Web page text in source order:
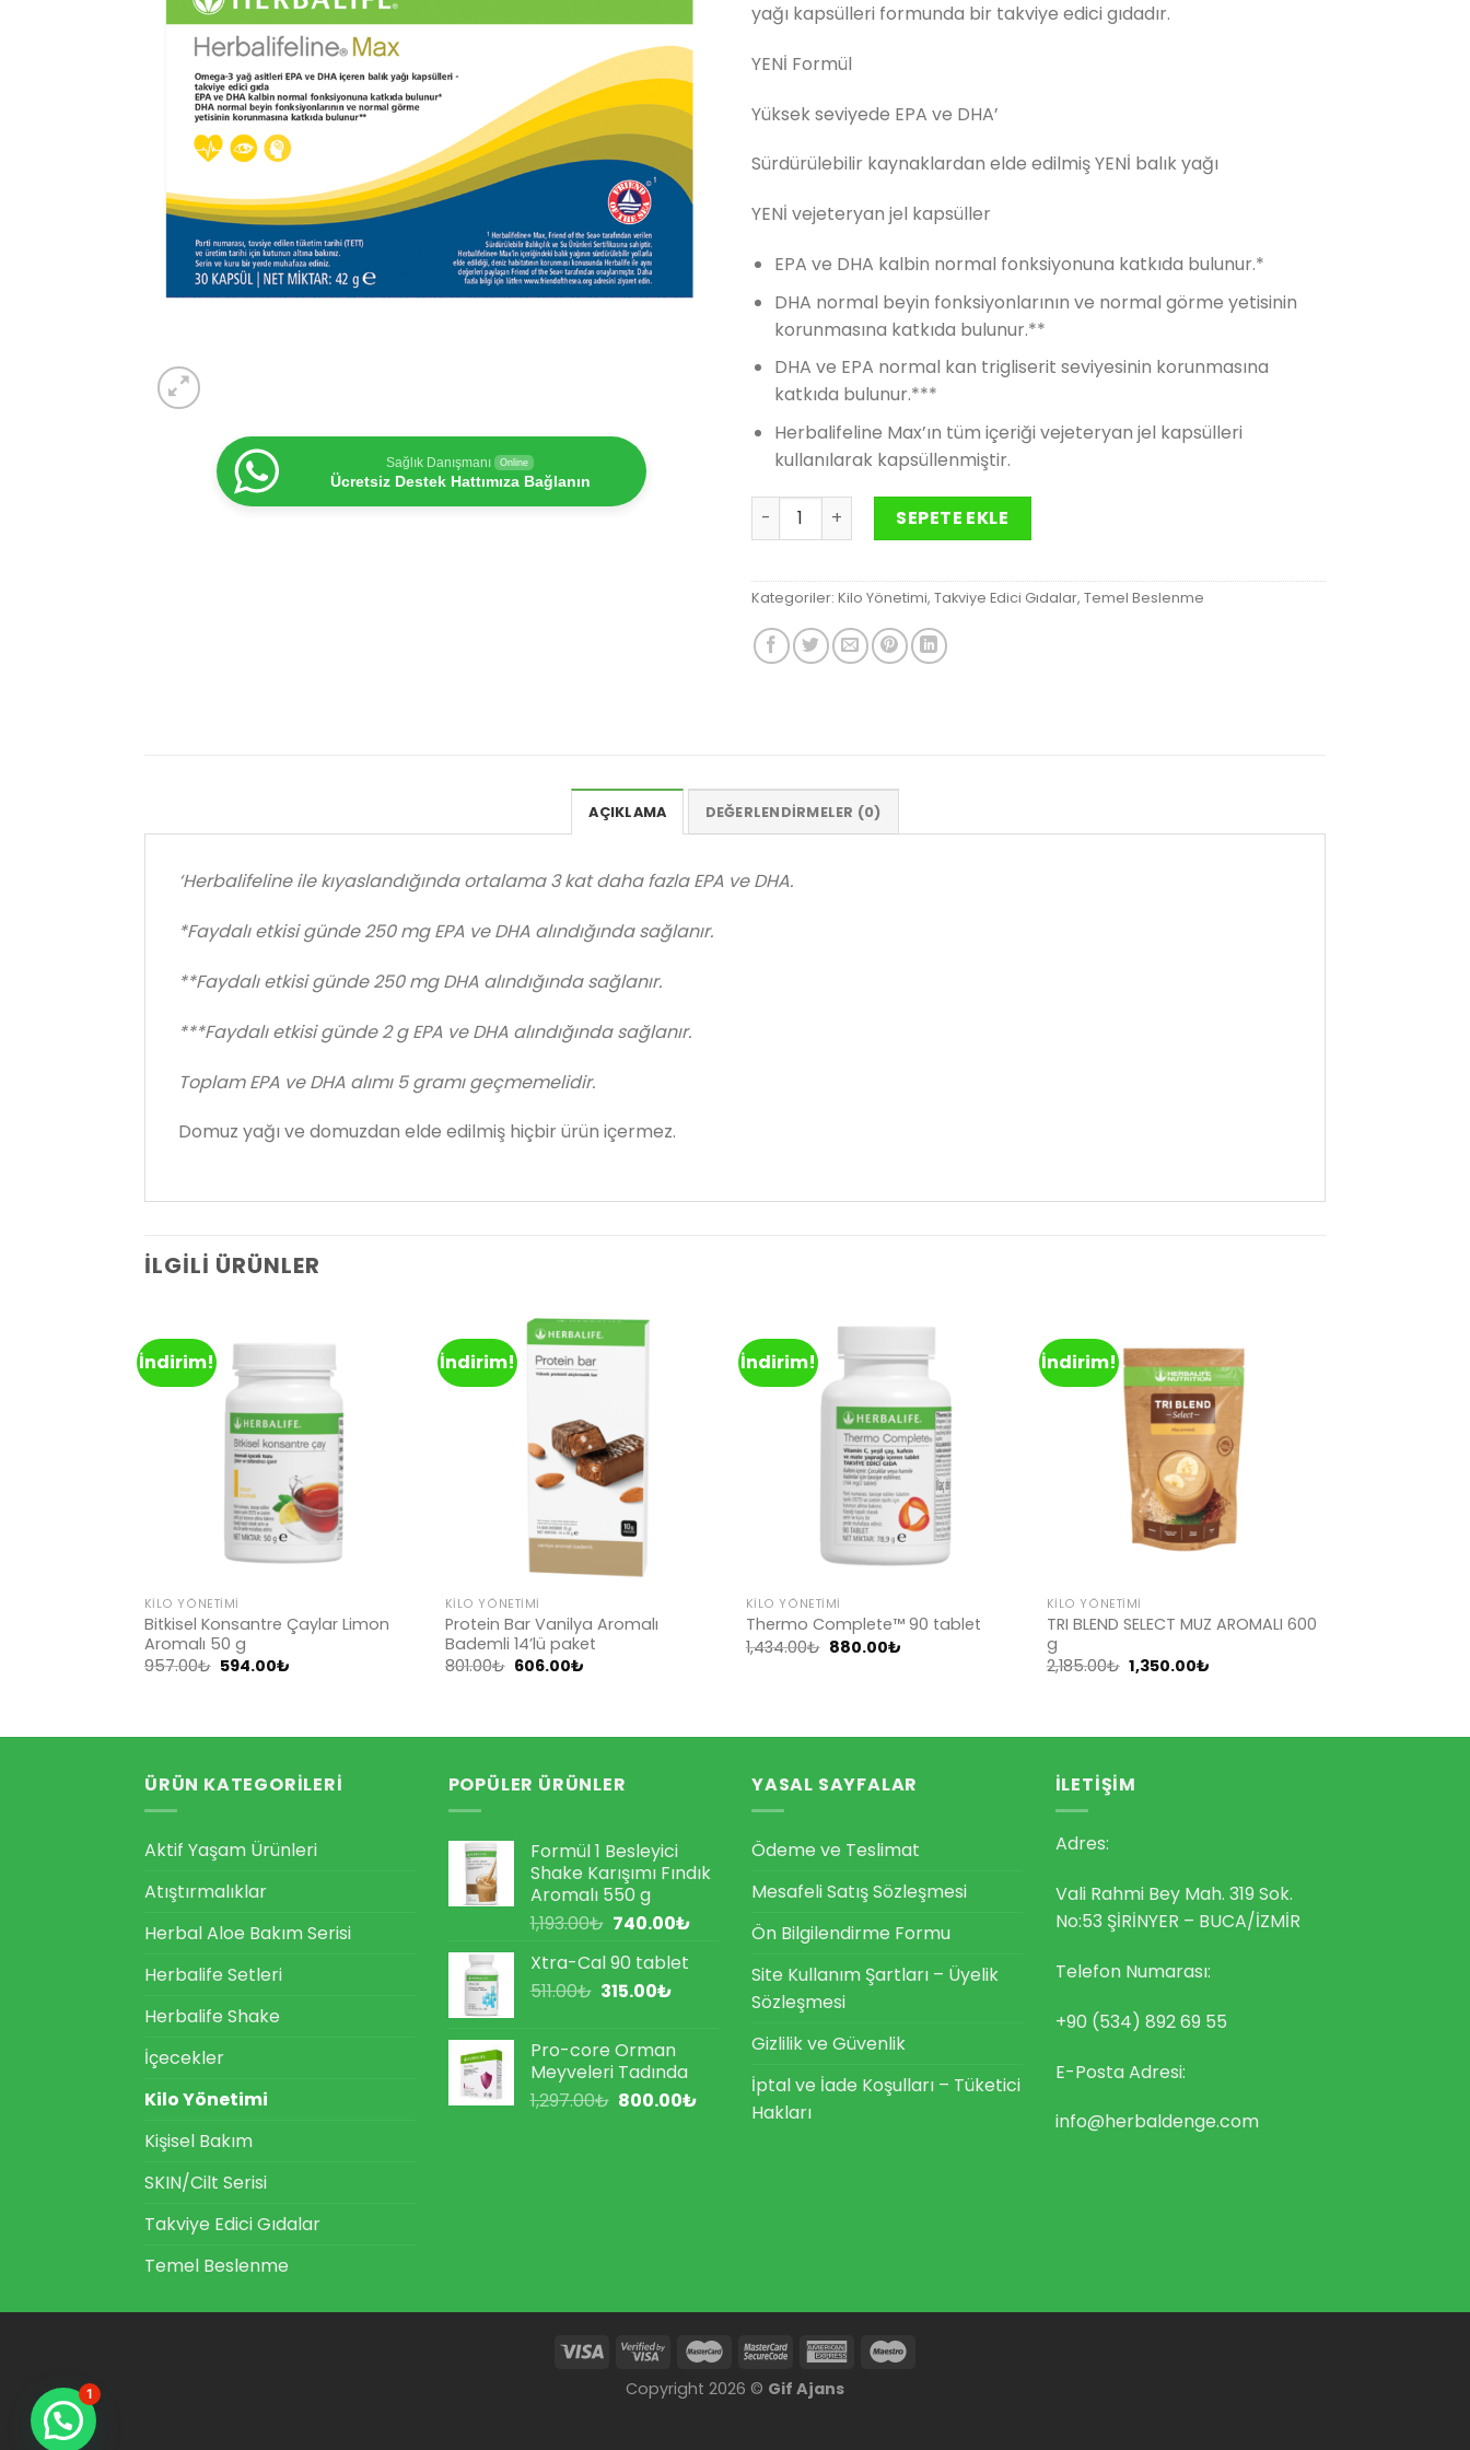
Sağlık Danışmanı Online
Ücretsiz Destek Hattımıza Bağlanın
600.00₺.
yağı kapsülleri formunda bir takviye edici gıdadır.
YENİ Formül
Yüksek seviyede EPA ve DHA’
Sürdürülebilir kaynaklardan elde edilmiş YENİ balık yağı
YENİ vejeteryan jel kapsüller
EPA ve DHA kalbin normal fonksiyonuna katkıda bulunur.*
DHA normal beyin fonksiyonlarının ve normal görme yetisinin
korunmasına katkıda bulunur.**
DHA ve EPA normal kan trigliserit seviyesinin korunmasına
katkıda bulunur.***
Herbalifeline Max’ın tüm içeriği vejeteryan jel kapsülleri
kullanılarak kapsüllenmiştir.
Herbalifeline Max 30 kapsül adet
SEPETE EKLE
Kategoriler: Kilo Yönetimi, Takviye Edici Gıdalar, Temel Beslenme
AÇIKLAMA DEĞERLENDIRMELER (0)
‘Herbalifeline ile kıyaslandığında ortalama 3 kat daha fazla EPA ve DHA.
*Faydalı etkisi günde 250 mg EPA ve DHA alındığında sağlanır.
**Faydalı etkisi günde 250 mg DHA alındığında sağlanır.
***Faydalı etkisi günde 2 g EPA ve DHA alındığında sağlanır.
Toplam EPA ve DHA alımı 5 gramı geçmemelidir.
Domuz yağı ve domuzdan elde edilmiş hiçbir ürün içermez.
İLGILI ÜRÜNLER
İndirim!
KILO YÖNETIMI
Bitkisel Konsantre Çaylar Limon
Aromalı 50 g
957.00₺ Orijinal
594.00₺
İndirim!
KILO YÖNETIMI
Protein Bar Vanilya Aromalı
Bademli 14’lü paket
801.00₺ Orijinal
606.00₺
İndirim!
KILO YÖNETIMI
Thermo Complete™ 90 tablet
1,434.00₺ Orijinal
880.00₺
İndirim!
KILO YÖNETIMI
TRI BLEND SELECT MUZ AROMALI 600
g
2,185.00₺ Orijinal
fiyat:
1,350.00₺
ÜRÜN KATEGORILERI
Aktif Yaşam Ürünleri
Atıştırmalıklar
Herbal Aloe Bakım Serisi
Herbalife Setleri
Herbalife Shake
İçecekler
Kilo Yönetimi
Kişisel Bakım
SKIN/Cilt Serisi
Takviye Edici Gıdalar
Temel Beslenme
POPÜLER ÜRÜNLER
Formül 1 Besleyici
Shake Karışımı Fındık
Aromalı 550 g
1,193.00₺ Orijinal
1,193.00₺.
740.00₺Şu
740.00₺.
Xtra-Cal 90 tablet
511.00₺ Orijinal
315.00₺Şu
315.00₺.
Pro-core Orman
Meyveleri Tadında
1,297.00₺ Orijinal
800.00₺Şu
andaki
YASAL SAYFALAR
Ödeme ve Teslimat
Mesafeli Satış Sözleşmesi
Ön Bilgilendirme Formu
Site Kullanım Şartları – Üyelik
Sözleşmesi
Gizlilik ve Güvenlik
İptal ve İade Koşulları – Tüketici
Hakları
İLETIŞIM
Adres:
Vali Rahmi Bey Mah. 319 Sok.
No:53 ŞİRİNYER – BUCA/İZMİR
Telefon Numarası:
+90 (534) 892 69 55
E-Posta Adresi:
info@herbaldenge.com
Copyright 2026 © Gif Ajans
1